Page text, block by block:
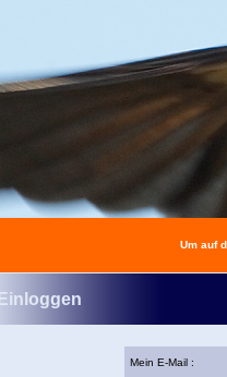
Um auf
Einloggen
Mein E-Mail :